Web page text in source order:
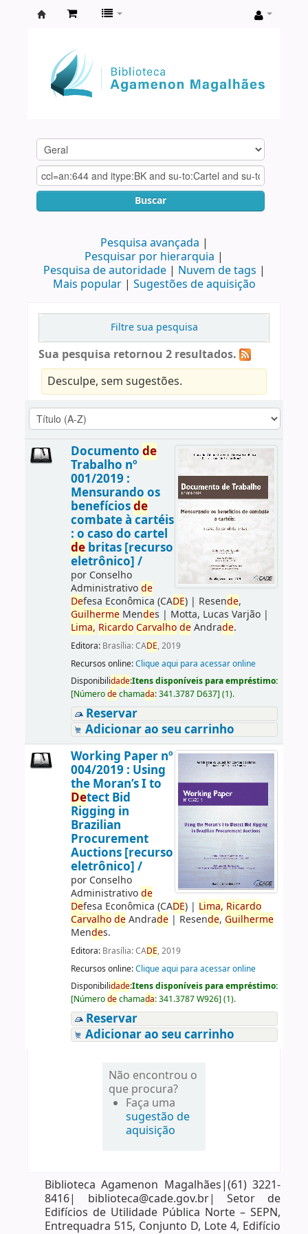
Agamenon
Magalhães
Buscar
Pesquisa avançada
Pesquisar por hierarquia
Pesquisa de autoridade
Nuvem de tags
Mais popular
Sugestões de aquisição
Filtre sua pesquisa
Sua pesquisa retornou 2 resultados.
Desculpe, sem sugestões.
Documento de
Trabalho nº
001/2019 :
Mensurando os
benefíciosde
combate à cartéis
: o caso do cartel
debritas [recurso
eletrônico] /
por Conselho
Administrativode
Defesa Econômica (CADE)| Resende,
GuilhermeMendes | Motta, Lucas Varjão|
Lima, Ricardo Carvalho deAndrade.
Editora: Brasília: CADE, 2019
Recursos online:Clique aqui para acessar online
Disponibilidade:Itens disponíveis para empréstimo:
[Númerodechamada:341.3787 D637] (1).
Reservar
Adicionar ao seu carrinho
Working Paper nº
004/2019 : Using
the Moran’s I to
Detect Bid
Rigging in
Brazilian
Procurement
Auctions [recurso
eletrônico] /
por Conselho
Administrativode
Defesa Econômica (CADE)| Lima, Ricardo
Carvalho deAndrade| Resende, Guilherme
Mendes.
Editora: Brasília: CADE, 2019
Recursos online:Clique aqui para acessar online
Disponibilidade:Itens disponíveis para empréstimo:
[Númerodechamada:341.3787 W926] (1).
Reservar
Adicionar ao seu carrinho
Não encontrou o
que procura?
Faça uma
sugestão de
aquisição
Biblioteca Agamenon Magalhães|(61) 3221-
8416| biblioteca@cade.gov.br| Setor de
Edifícios de Utilidade Pública Norte – SEPN,
Entrequadra 515, Conjunto D, Lote 4, Edifício